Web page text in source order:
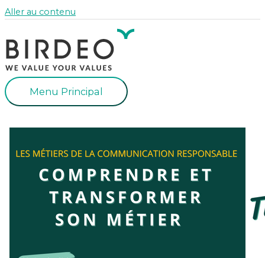
Aller au contenu
Menu Principal